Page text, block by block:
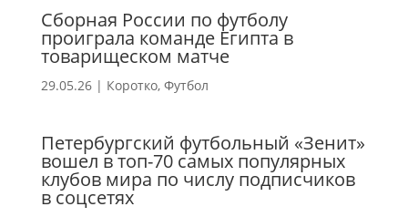
Сборная России по футболу
проиграла команде Египта в
товарищеском матче
29.05.26| Коротко, Футбол
Петербургский футбольный «Зенит»
вошел в топ-70 самых популярных
клубов мира по числу подписчиков
в соцсетях